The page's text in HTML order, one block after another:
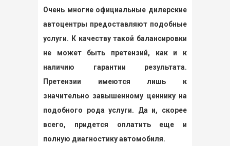
Очень многие официальные дилерские
автоцентры предоставляют подобные
услуги. К качеству такой балансировки
не может быть претензий, как и к
наличию гарантии результата.
Претензии имеются лишь к
значительно завышенному ценнику на
подобного рода услуги. Да и, скорее
всего, придется оплатить еще и
полную диагностику автомобиля.